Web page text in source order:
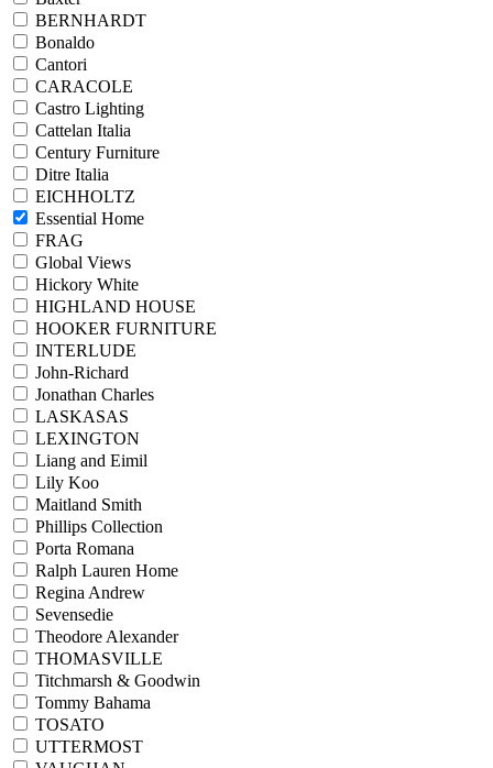
BERNHARDT
Bonaldo
Cantori
CARACOLE
Castro Lighting
Cattelan Italia
Century Furniture
Ditre Italia
EICHHOLTZ
Essential Home
FRAG
Global Views
Hickory White
HIGHLAND HOUSE
HOOKER FURNITURE
INTERLUDE
John-Richard
Jonathan Charles
LASKASAS
LEXINGTON
Liang and Eimil
Lily Koo
Maitland Smith
Phillips Collection
Porta Romana
Ralph Lauren Home
Regina Andrew
Sevensedie
Theodore Alexander
THOMASVILLE
Titchmarsh & Goodwin
Tommy Bahama
TOSATO
UTTERMOST